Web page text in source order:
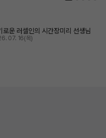
로운 러셀인의 시간장미리 선생님
07. 16(목)